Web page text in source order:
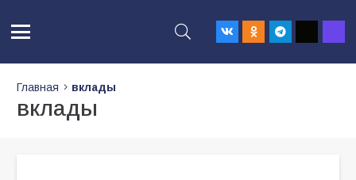
Главная вклады
вклады